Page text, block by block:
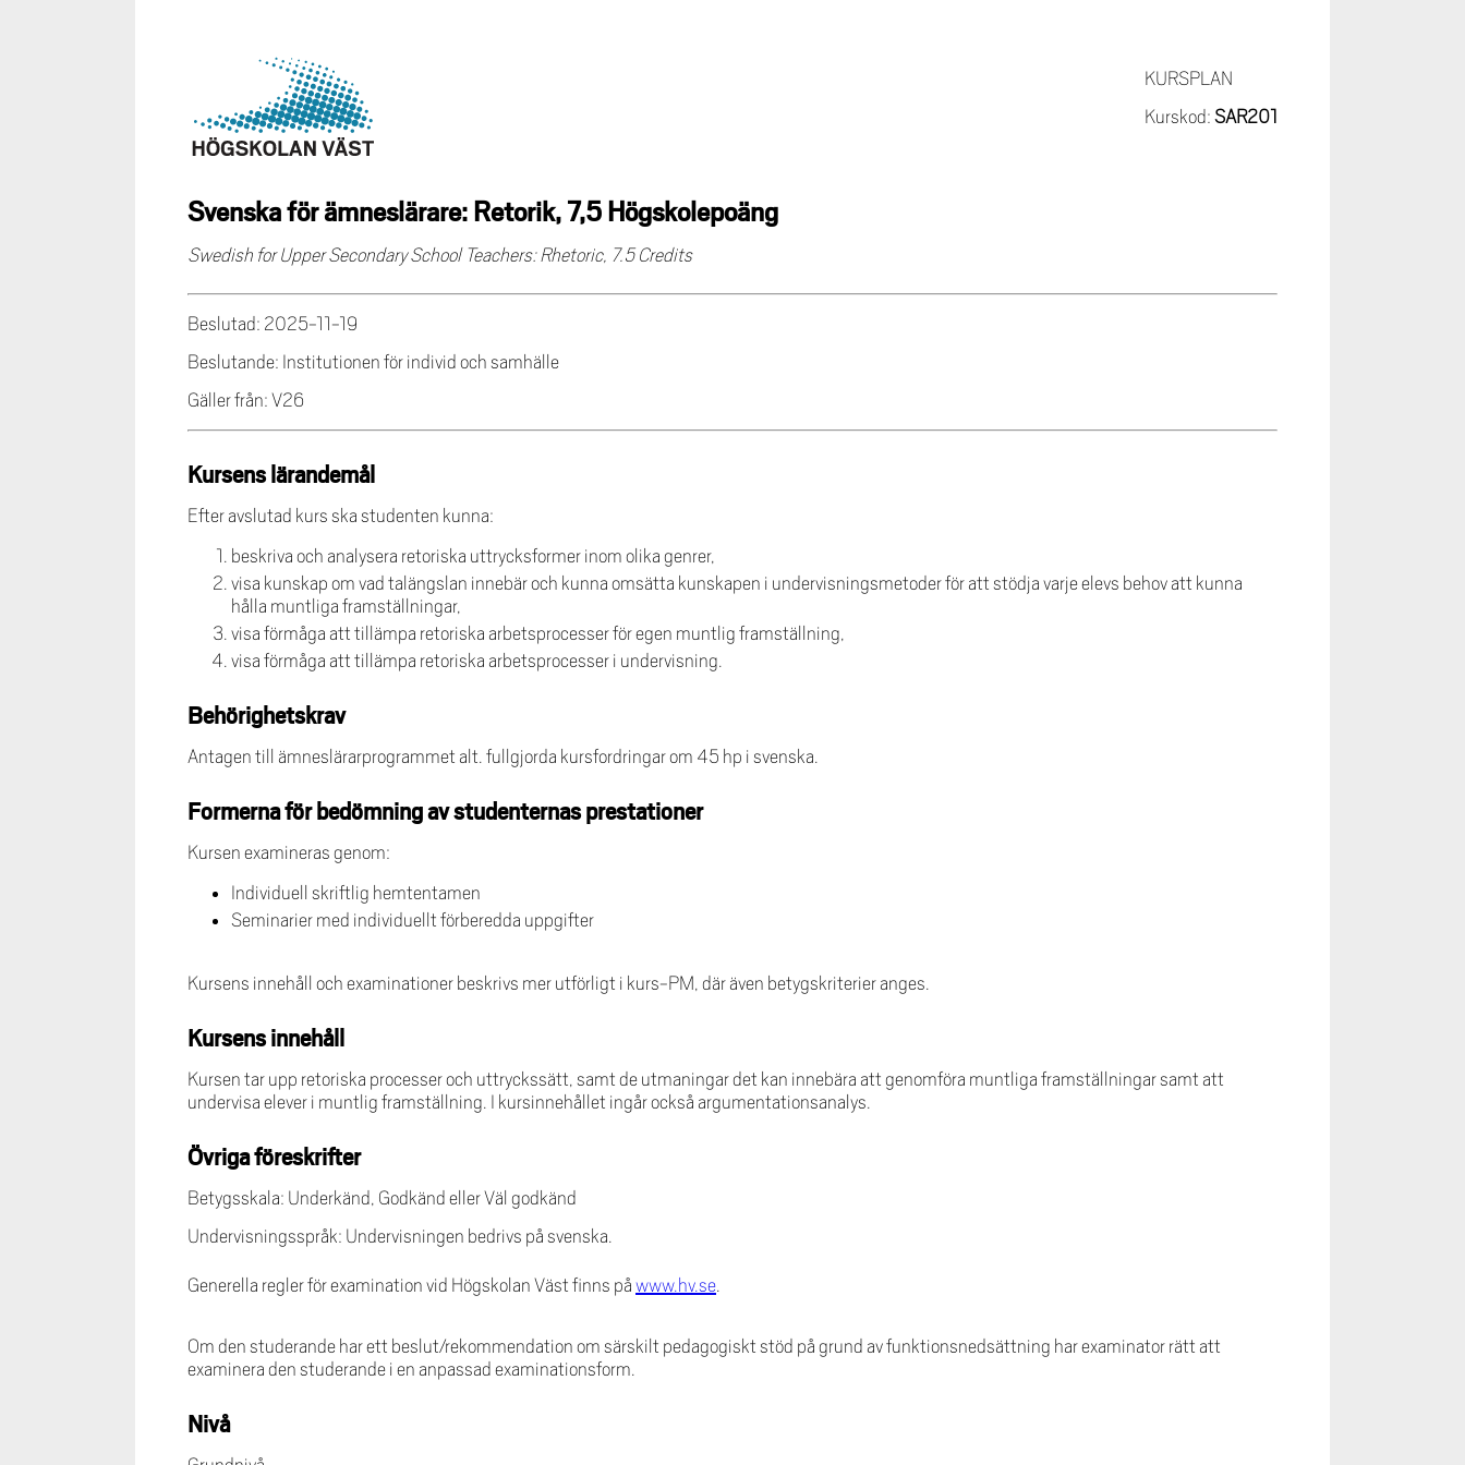
KURSPLAN
Kurskod: SAR201
Svenska för ämneslärare: Retorik, 7,5 Högskolepoäng
Swedish for Upper Secondary School Teachers: Rhetoric, 7.5 Credits
Beslutad: 2025-11-19
Beslutande: Institutionen för individ och samhälle
Gäller från: V26
Kursens lärandemål
Efter avslutad kurs ska studenten kunna:
beskriva och analysera retoriska uttrycksformer inom olika genrer,
visa kunskap om vad talängslan innebär och kunna omsätta kunskapen i undervisningsmetoder för att stödja varje elevs behov att kunna
hålla muntliga framställningar,
visa förmåga att tillämpa retoriska arbetsprocesser för egen muntlig framställning,
visa förmåga att tillämpa retoriska arbetsprocesser i undervisning.
Behörighetskrav
Antagen till ämneslärarprogrammet alt. fullgjorda kursfordringar om 45 hp i svenska.
Formerna för bedömning av studenternas prestationer
Kursen examineras genom:
Individuell skriftlig hemtentamen
Seminarier med individuellt förberedda uppgifter
Kursens innehåll och examinationer beskrivs mer utförligt i kurs-PM, där även betygskriterier anges.
Kursens innehåll
Kursen tar upp retoriska processer och uttryckssätt, samt de utmaningar det kan innebära att genomföra muntliga framställningar samt att
undervisa elever i muntlig framställning. I kursinnehållet ingår också argumentationsanalys.
Övriga föreskrifter
Betygsskala: Underkänd, Godkänd eller Väl godkänd
Undervisningsspråk: Undervisningen bedrivs på svenska.
Generella regler för examination vid Högskolan Väst finns på www.hv.se.
Om den studerande har ett beslut/rekommendation om särskilt pedagogiskt stöd på grund av funktionsnedsättning har examinator rätt att
examinera den studerande i en anpassad examinationsform.
Nivå